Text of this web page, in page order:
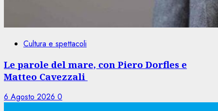
Cultura e spettacoli
Le parole del mare, con Piero Dorfles e
Matteo Cavezzali
6 Agosto 2026 0